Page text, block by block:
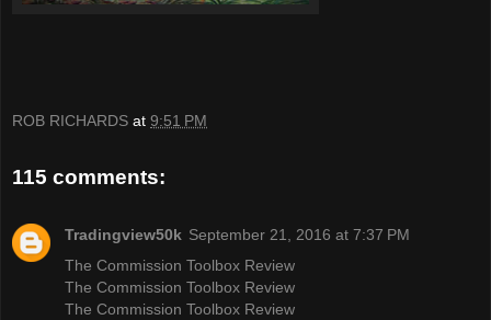
ROB RICHARDS at 9:51 PM
115 comments:
Tradingview50k September 21, 2016 at 7:37 PM
The Commission Toolbox Review
The Commission Toolbox Review
The Commission Toolbox Review